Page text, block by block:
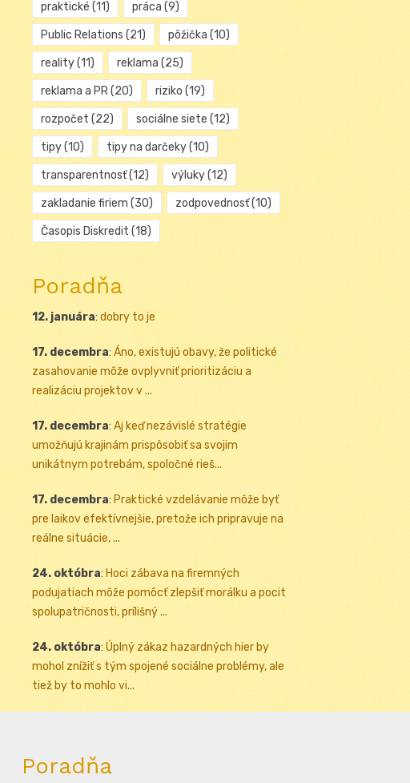
praktické (11) práca (9)
Public Relations (21) pôžička (10)
reality(11) reklama (25)
reklama a PR(20) riziko (19)
rozpočet (22) sociálne siete (12)
tipy(10) tipy na darčeky(10)
transparentnosť(12) výluky(12)
zakladanie firiem (30) zodpovednosť(10)
Časopis Diskredit (18)
Poradňa
12. januára: dobry to je
17. decembra: Áno, existujú obavy, že politické
zasahovanie môže ovplyvniť prioritizáciu a
realizáciu projektov v ...
17. decembra: Aj keď nezávislé stratégie
umožňujú krajinám prispôsobiť sa svojim
unikátnym potrebám, spoločné rieš...
17. decembra: Praktické vzdelávanie môže byť
pre laikov efektívnejšie, pretože ich pripravuje na
reálne situácie, ...
24. októbra: Hoci zábava na firemných
podujatiach môže pomôcť zlepšiť morálku a pocit
spolupatričnosti, prílišný ...
24. októbra: Úplný zákaz hazardných hier by
mohol znížiť s tým spojené sociálne problémy, ale
tiež by to mohlo vi...
Poradňa